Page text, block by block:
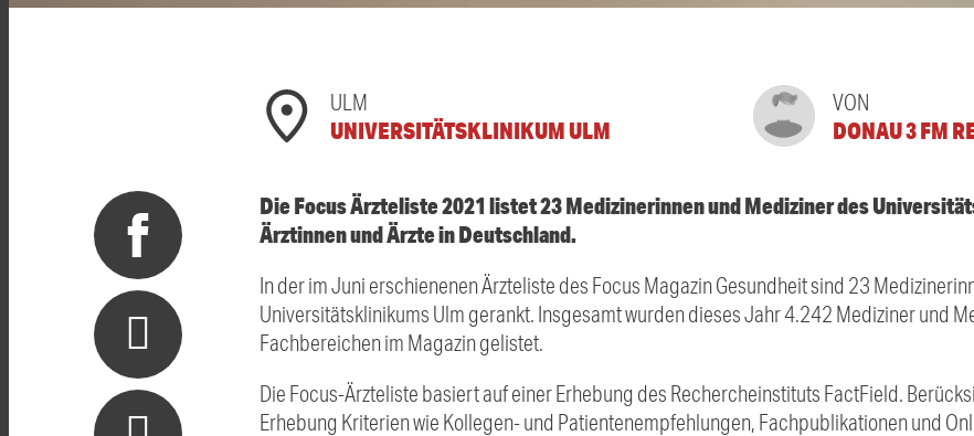
ULM
UNIVERSITÄTSKLINIKUM ULM
VON
DONAU 3 FM
Die Focus Ärzteliste 2021 listet 23 Medizinerinnen und Mediziner des
Ärztinnen und Ärzte in Deutschland.
In der im Juni erschienenen Ärzteliste des Focus Magazin Gesundheit sind 23
Universitätsklinikums Ulm gerankt. Insgesamt wurden dieses Jahr 4.242 Mediziner und
Fachbereichen im Magazin gelistet.
Die Focus-Ärzteliste basiert auf einer Erhebung des Rechercheinstituts FactField.
Erhebung Kriterien wie Kollegen- und Patientenempfehlungen, Fachpublikationen und